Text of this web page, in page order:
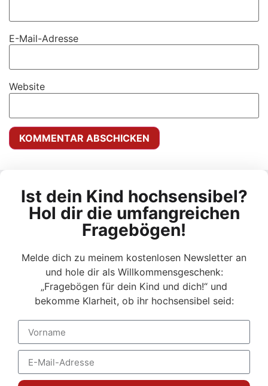
E-Mail-Adresse
Website
Ist dein Kind hochsensibel?
Hol dir die umfangreichen
Fragebögen!
Melde dich zu meinem kostenlosen Newsletter an
und hole dir als Willkommensgeschenk:
„Fragebögen für dein Kind und dich!“ und
bekomme Klarheit, ob ihr hochsensibel seid: